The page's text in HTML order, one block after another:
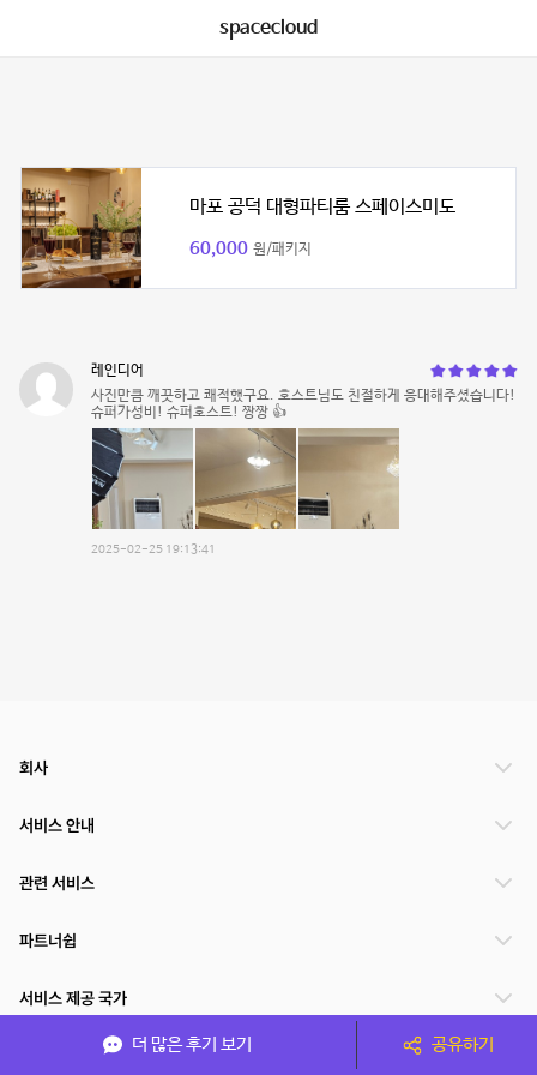
spacecloud
마포 공덕 대형파티룸 스페이스미도
60,000 원/패키지
레인디어
사진만큼 깨끗하고 쾌적했구요. 호스트님도 친절하게 응대해주셨습니다!
슈퍼가성비! 슈퍼호스트! 짱짱 👍
2025-02-25 19:13:41
더 많은 후기 보기 공유하기
회사
서비스 안내
관련 서비스
파트너쉽
서비스 제공 국가